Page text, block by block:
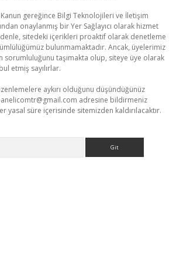
Kanun gereğince Bilgi Teknolojileri ve İletişim
onaylanmış bir Yer Sağlayıcı olarak hizmet
sitedeki içerikleri proaktif olarak denetleme
bulunmamaktadır. Ancak, üyelerimiz
sorumluluğunu taşımakta olup, siteye üye olarak
etmiş sayılırlar.
aykırı olduğunu düşündüğünüz
adresine bildirmeniz
yasal süre içerisinde sitemizden kaldırılacaktır.